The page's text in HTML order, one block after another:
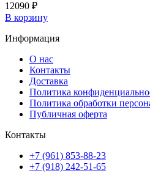
12090 ₽
В корзину
Информация
О нас
Контакты
Доставка
Политика
Политика обработки
Публичная оферта
Контакты
+7 (961) 853-88-23
+7 (918) 242-51-65